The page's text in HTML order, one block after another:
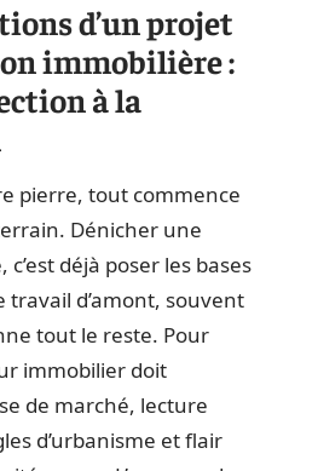
d’un projet
immobilière :
à la
pierre, tout commence
Dénicher une
déjà poser les bases
travail d’amont, souvent
tout le reste. Pour
immobilier doit
de marché, lecture
d’urbanisme et flair